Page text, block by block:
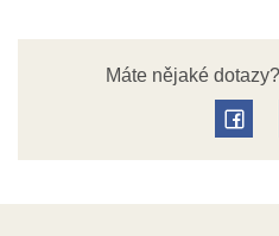
Máte nějaké dotazy?